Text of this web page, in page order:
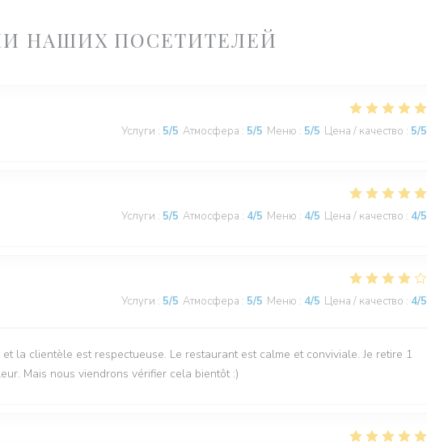
НАШИХ ПОСЕТИТЕЛЕЙ
Услуги : 5/5 Атмосфера : 5/5 Меню : 5/5 Цена / качество : 5/5
Услуги : 5/5 Атмосфера : 4/5 Меню : 4/5 Цена / качество : 4/5
Услуги : 5/5 Атмосфера : 5/5 Меню : 4/5 Цена / качество : 4/5
la clientèle est respectueuse. Le restaurant est calme et conviviale. Je retire 1
Mais nous viendrons vérifier cela bientôt :)